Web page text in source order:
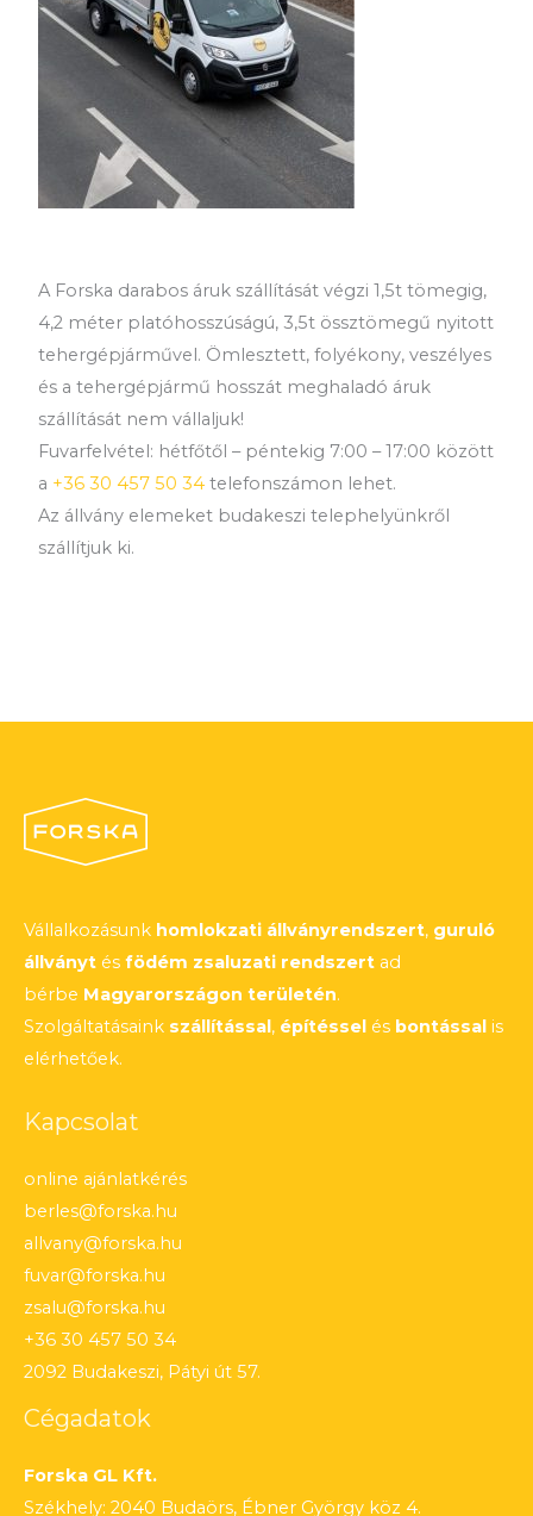
A Forska darabos áruk szállítását végzi 1,5t tömegig,
4,2 méter platóhosszúságú, 3,5t össztömegű nyitott
tehergépjárművel. Ömlesztett, folyékony, veszélyes
és a tehergépjármű hosszát meghaladó áruk
szállítását nem vállaljuk!
Fuvarfelvétel: hétfőtől – péntekig 7:00 – 17:00 között
a +36 30 457 50 34 telefonszámon lehet.
Az állvány elemeket budakeszi telephelyünkről
szállítjuk ki.
Vállalkozásunk homlokzati állványrendszert, guruló
állványt és födém zsaluzati rendszert ad
bérbe Magyarországon területén.
Szolgáltatásaink szállítással, építéssel és bontással is
elérhetőek.
Kapcsolat
online ajánlatkérés
berles@forska.hu
allvany@forska.hu
fuvar@forska.hu
zsalu@forska.hu
+36 30 457 50 34
2092 Budakeszi, Pátyi út 57.
Cégadatok
Forska GL Kft.
Székhely: 2040 Budaörs, Ébner György köz 4.